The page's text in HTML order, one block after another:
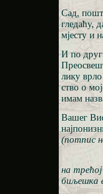
Сад,
гледаћу,
мјесту и
И по
лику
ство о
имам
Вашег
(потпис
на
биљешка